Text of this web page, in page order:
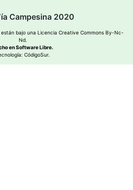
Campesina 2020
bajo una Licencia Creative Commons By-Nc-
Nd.
en Software Libre.
CódigoSur.